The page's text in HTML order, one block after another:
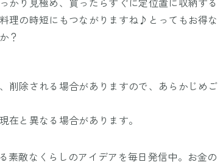
理の時短にもつながりますね♪とってもお得な
？
削除される場合がありますので、あらかじめご
と異なる場合があります。
敵なくらしのアイデアを毎日発信中。お金の